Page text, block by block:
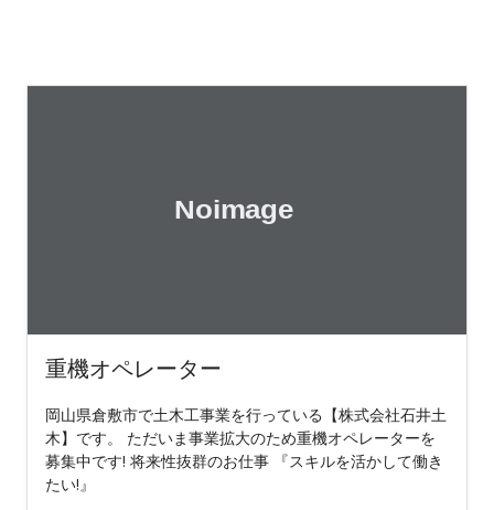
重機オペレーター
岡山県倉敷市で土木工事業を行っている【株式会社石井土
木】です。 ただいま事業拡大のため重機オペレーターを
募集中です! 将来性抜群のお仕事 『スキルを活かして働き
たい!』